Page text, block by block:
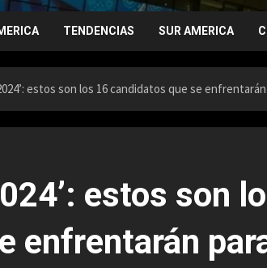
TENDENCIAS SUR AMERICA
estos son los 16 candidatos que se
estos son
enfrentarán